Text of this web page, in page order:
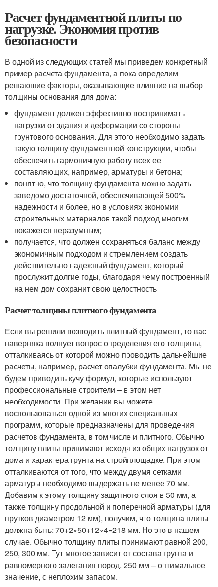
Расчет фундаментной плиты по
нагрузке. Экономия против
безопасности
В одной из следующих статей мы приведем конкретный
пример расчета фундамента, а пока определим
решающие факторы, оказывающие влияние на выбор
толщины основания для дома:
фундамент должен эффективно воспринимать
нагрузки от здания и деформации со стороны
грунтового основания. Для этого необходимо задать
такую толщину фундаментной конструкции, чтобы
обеспечить гармоничную работу всех ее
составляющих, например, арматуры и бетона;
понятно, что толщину фундамента можно задать
заведомо достаточной, обеспечивающей 500%
надежности и более, но в условиях экономии
строительных материалов такой подход многим
покажется неразумным;
получается, что должен сохраняться баланс между
экономичным подходом и стремлением создать
действительно надежный фундамент, который
прослужит долгие годы, благодаря чему построенный
на нем дом сохранит свою целостность
Расчет толщины плитного фундамента
Если вы решили возводить плитный фундамент, то вас
наверняка волнует вопрос определения его толщины,
отталкиваясь от которой можно проводить дальнейшие
расчеты, например, расчет опалубки фундамента. Мы не
будем приводить кучу формул, которые используют
профессиональные строители – в этом нет
необходимости. При желании вы можете
воспользоваться одной из многих специальных
программ, которые предназначены для проведения
расчетов фундамента, в том числе и плитного. Обычно
толщину плиты принимают исходя из общих нагрузок от
дома и характера грунта на стройплощадке. При этом
отталкиваются от того, что между двумя сетками
арматуры необходимо выдержать не менее 70 мм.
Добавим к этому толщину защитного слоя в 50 мм, а
также толщину продольной и поперечной арматуры (для
прутков диаметром 12 мм), получим, что толщина плиты
должна быть: 70+2×50+12×4=218 мм. Но это в нашем
случае. Обычно толщину плиты принимают равной 200,
250, 300 мм. Тут многое зависит от состава грунта и
равномерного залегания пород. 250 мм – оптимальное
значение, с неплохим запасом.